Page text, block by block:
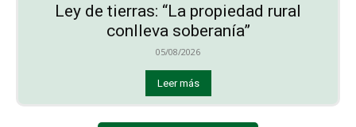
Ley de tierras: “La propiedad rural
conlleva soberanía”
05/08/2026
Leer más